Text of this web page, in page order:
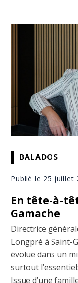
BALADOS
Publié le 25 juillet
En tête-à-
Gamache
Directrice
Longpré à Saint-
évolue dans un
surtout
Issue d’une